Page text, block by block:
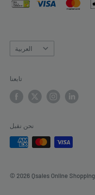
لغةالعربية
تابعنا
نحن نقبل
© 2026 Qsales Online Shopping